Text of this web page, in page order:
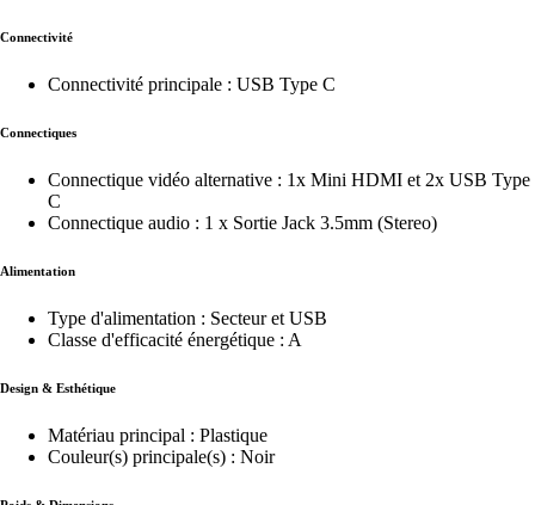
Connectivité
Connectivité principale : USB Type C
Connectiques
Connectique vidéo alternative : 1x Mini HDMI et 2x USB Type
C
Connectique audio : 1 x Sortie Jack 3.5mm (Stereo)
Alimentation
Type d'alimentation : Secteur et USB
Classe d'efficacité énergétique : A
Design & Esthétique
Matériau principal : Plastique
Couleur(s) principale(s) : Noir